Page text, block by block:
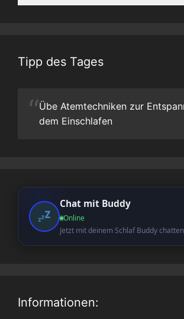
Tipp des Tages
“Übe Atemtechniken zur
dem Einschlafen
Chat mit Buddy
Online
Jetzt mit deinem Schlaf Buddy
Informationen: